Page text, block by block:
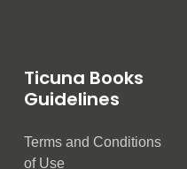
Ticuna Books
Guidelines
Terms and Conditions
of Use